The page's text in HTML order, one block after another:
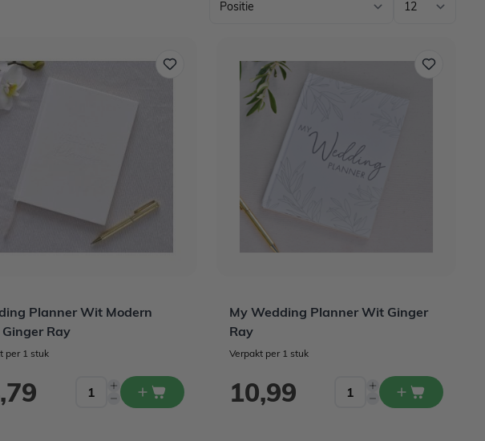
Planner Wit Modern
Ray
per 1 stuk
My Wedding Planner Wit Ginger
Ray
Verpakt per 1 stuk
10,99